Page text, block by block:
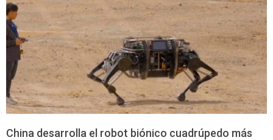
China desarrolla el robot biónico cuadrúpedo más